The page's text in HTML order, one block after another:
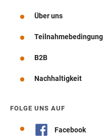
Über uns
B2B
Nachhaltigkeit
FOLGE UNS AUF
Facebook